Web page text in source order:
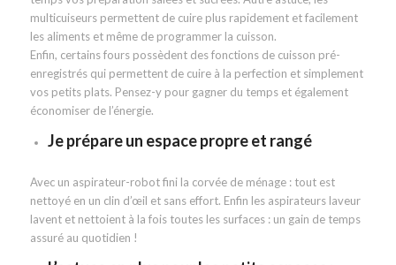
multicuiseurs permettent de cuire plus rapidement et facilement
les aliments et même de programmer la cuisson.
Enfin, certains fours possèdent des fonctions de cuisson pré-
enregistrés qui permettent de cuire à la perfection et simplement
vos petits plats. Pensez-y pour gagner du temps et également
économiser de l’énergie.
Je prépare un espace propre et rangé
Avec un aspirateur-robot fini la corvée de ménage : tout est
nettoyé en un clin d’œil et sans effort. Enfin les aspirateurs laveur
lavent et nettoient à la fois toutes les surfaces : un gain de temps
assuré au quotidien !